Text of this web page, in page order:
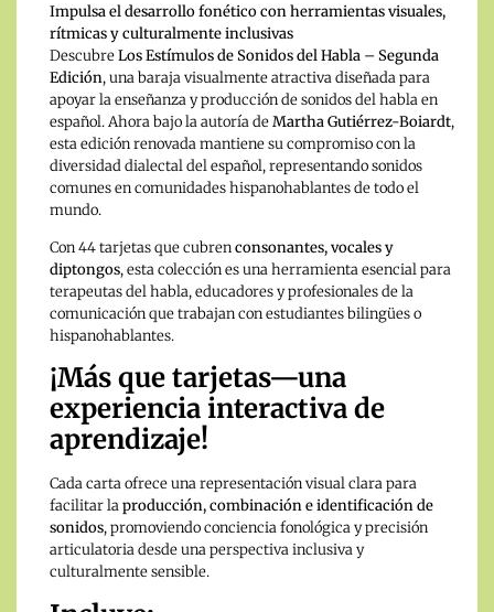
Impulsa el desarrollo fonético con herramientas visuales,
rítmicas y culturalmente inclusivas
DescubreLos Estímulos de Sonidos del Habla – Segunda
Edición, una baraja visualmente atractiva diseñada para
apoyar la enseñanza y producción de sonidos del habla en
español. Ahora bajo la autoría deMartha Gutiérrez-Boiardt,
esta edición renovada mantiene su compromiso con la
diversidad dialectal del español, representando sonidos
comunes en comunidades hispanohablantes de todo el
mundo.
Con 44 tarjetas que cubrenconsonantes, vocales y
diptongos, esta colección es una herramienta esencial para
terapeutas del habla, educadores y profesionales de la
comunicación que trabajan con estudiantes bilingües o
hispanohablantes.
¡Más que tarjetas—una
experiencia interactiva de
aprendizaje!
Cada carta ofrece una representación visual clara para
facilitar laproducción, combinación e identificación de
sonidos, promoviendo conciencia fonológica y precisión
articulatoria desde una perspectiva inclusiva y
culturalmente sensible.